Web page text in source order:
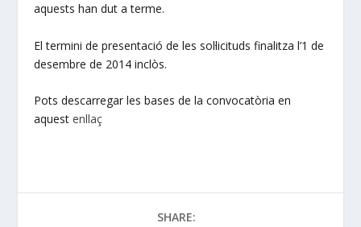
aquests han dut a terme.
El termini de presentació de les sol·licituds finalitza l’1 de
desembre de 2014 inclòs.
Pots descarregar les bases de la convocatòria en
aquestenllaç
SHARE: